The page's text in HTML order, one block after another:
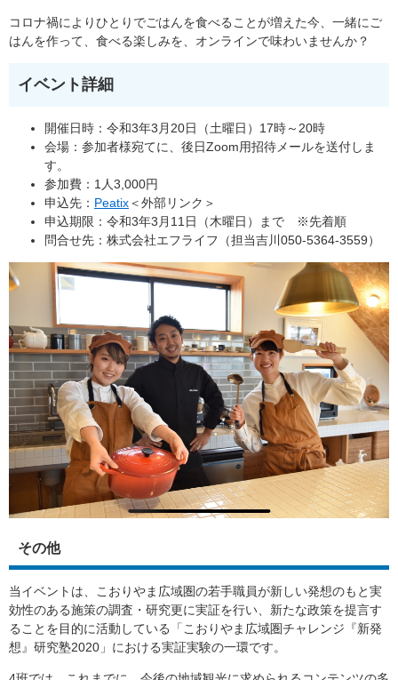
コロナ禍によりひとりでごはんを食べることが増えた今、一緒にご
はんを作って、食べる楽しみを、オンラインで味わいませんか？
イベント詳細
開催日時：令和3年3月20日（土曜日）17時～20時
会場：参加者様宛てに、後日Zoom用招待メールを送付しま
す。
参加費：1人3,000円
申込先： Peatix＜外部リンク＞
申込期限：令和3年3月11日（木曜日）まで ※先着順
問合せ先：株式会社エフライフ（担当吉川050-5364-3559）
その他
当イベントは、こおりやま広域圏の若手職員が新しい発想のもと実
効性のある施策の調査・研究更に実証を行い、新たな政策を提言す
ることを目的に活動している「こおりやま広域圏チャレンジ『新発
想』研究塾2020」における実証実験の一環です。